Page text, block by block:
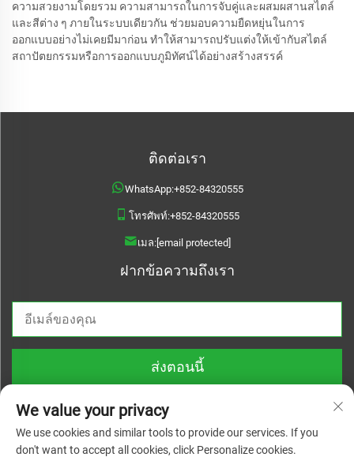
ความสวยงามโดยรวม ความสามารถในการจับคู่และผสมผสานสไตล์
และสีต่าง ๆ ภายในระบบเดียวกัน ช่วยมอบความยืดหยุ่นในการ
ออกแบบอย่างไม่เคยมีมาก่อน ทำให้สามารถปรับแต่งให้เข้ากับสไตล์
สถาปัตยกรรมหรือการออกแบบภูมิทัศน์ได้อย่างสร้างสรรค์
ติดต่อเรา
WhatsApp:+852-84320555
โทรศัพท์:+852-84320555
เมล: [email protected]
ฝากข้อความถึงเรา
ส่งตอนนี้
We value your privacy
We use cookies and similar tools to provide our services. If you
don't want to accept all cookies, click Personalize cookies.